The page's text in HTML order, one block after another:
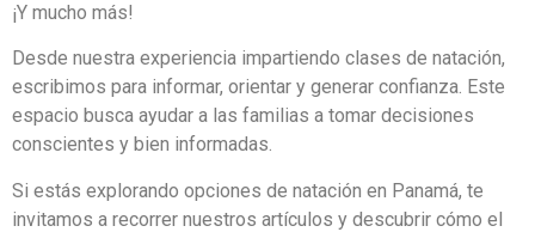
¡Y mucho más!
Desde nuestra experiencia impartiendo clases de natación,
escribimos para informar, orientar y generar confianza. Este
espacio busca ayudar a las familias a tomar decisiones
conscientes y bien informadas.
Si estás explorando opciones de natación en Panamá, te
invitamos a recorrer nuestros artículos y descubrir cómo el